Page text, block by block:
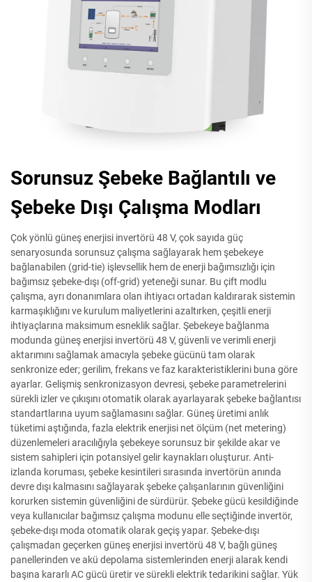
Sorunsuz Şebeke Bağlantılı ve
Şebeke Dışı Çalışma Modları
Çok yönlü güneş enerjisi invertörü 48 V, çok sayıda güç
senaryosunda sorunsuz çalışma sağlayarak hem şebekeye
bağlanabilen (grid-tie) işlevsellik hem de enerji bağımsızlığı için
bağımsız şebeke-dışı (off-grid) yeteneği sunar. Bu çift modlu
çalışma, ayrı donanımlara olan ihtiyacı ortadan kaldırarak sistemin
karmaşıklığını ve kurulum maliyetlerini azaltırken, çeşitli enerji
ihtiyaçlarına maksimum esneklik sağlar. Şebekeye bağlanma
modunda güneş enerjisi invertörü 48 V, güvenli ve verimli enerji
aktarımını sağlamak amacıyla şebeke gücünü tam olarak
senkronize eder; gerilim, frekans ve faz karakteristiklerini buna göre
ayarlar. Gelişmiş senkronizasyon devresi, şebeke parametrelerini
sürekli izler ve çıkışını otomatik olarak ayarlayarak şebeke bağlantısı
standartlarına uyum sağlamasını sağlar. Güneş üretimi anlık
tüketimi aştığında, fazla elektrik enerjisi net ölçüm (net metering)
düzenlemeleri aracılığıyla şebekeye sorunsuz bir şekilde akar ve
sistem sahipleri için potansiyel gelir kaynakları oluşturur. Anti-
izlanda koruması, şebeke kesintileri sırasında invertörün anında
devre dışı kalmasını sağlayarak şebeke çalışanlarının güvenliğini
korurken sistemin güvenliğini de sürdürür. Şebeke gücü kesildiğinde
veya kullanıcılar bağımsız çalışma modunu elle seçtiğinde invertör,
şebeke-dışı moda otomatik olarak geçiş yapar. Şebeke-dışı
çalışmadan geçerken güneş enerjisi invertörü 48 V, bağlı güneş
panellerinden ve akü depolama sistemlerinden enerji alarak kendi
başına kararlı AC gücü üretir ve sürekli elektrik tedarikini sağlar. Yük